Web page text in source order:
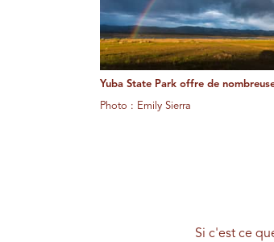
Yuba State Park offre de
Photo : Emily Sierra
Si c'est ce